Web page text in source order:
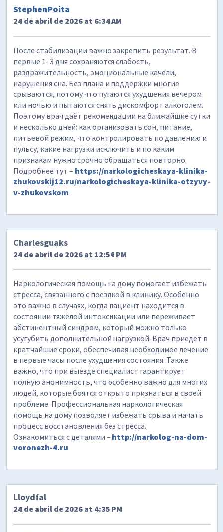
StephenPoita
24 de abril de 2026 at 6:34 AM
После стабилизации важно закрепить результат. В
первые 1–3 дня сохраняются слабость,
раздражительность, эмоциональные качели,
нарушения сна. Без плана и поддержки многие
срываются, потому что пугаются ухудшения вечером
или ночью и пытаются снять дискомфорт алкоголем.
Поэтому врач даёт рекомендации на ближайшие сутки
и несколько дней: как организовать сон, питание,
питьевой режим, что контролировать по давлению и
пульсу, какие нагрузки исключить и по каким
признакам нужно срочно обращаться повторно.
Подробнее тут – https://narkologicheskaya-klinika-
zhukovskij12.ru/narkologicheskaya-klinika-otzyvy-
v-zhukovskom
Charlesguaks
24 de abril de 2026 at 12:54 PM
Наркологическая помощь на дому помогает избежать
стресса, связанного с поездкой в клинику. Особенно
это важно в случаях, когда пациент находится в
состоянии тяжёлой интоксикации или переживает
абстинентный синдром, который можно только
усугубить дополнительной нагрузкой. Врач приедет в
кратчайшие сроки, обеспечивая необходимое лечение
в первые часы после ухудшения состояния. Также
важно, что при выезде специалист гарантирует
полную анонимность, что особенно важно для многих
людей, которые боятся открыто признаться в своей
проблеме. Профессиональная наркологическая
помощь на дому позволяет избежать срыва и начать
процесс восстановления без стресса.
Ознакомиться с деталями – http://narkolog-na-dom-
voronezh-4.ru
Lloydfal
24 de abril de 2026 at 4:35 PM